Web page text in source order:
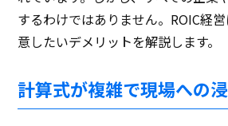
するわけではありません。ROIC経
意したいデメリットを解説します。
計算式が複雑で現場への